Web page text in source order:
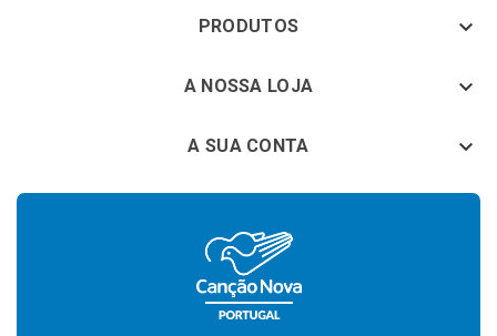
PRODUTOS keyboard_arrow_down
A NOSSA LOJA keyboard_arrow_down
A SUA CONTA 